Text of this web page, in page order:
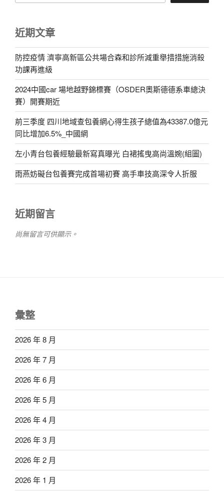
近期文章
防控疫情 濟寧高新區公共場合森和診所減重舉措措施消殺
功課再進級
2024中國car 場地越野錦標賽（OSDER奧斯德德系車總決
賽）開賽期近
前三季度 四川地域查包養網心得生孩子總值為43387.0億元
同比增加6.5%_中國網
左小青台包養經驗最新寫真曝光 白裙搖曳高尚溫婉(組圖)
雨燕妨礙台包養賽完成首場初賽 高手車技高深令人折服
近期留言
尚無留言可供顯示。
彙整
2026 年 8 月
2026 年 7 月
2026 年 6 月
2026 年 5 月
2026 年 4 月
2026 年 3 月
2026 年 2 月
2026 年 1 月